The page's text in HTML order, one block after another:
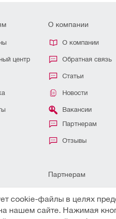
центр
О компании
О компании
Обратная связь
Статьи
Новости
Вакансии
Партнерам
Отзывы
Партнерам
cookie-файлы в целях
нашем сайте. Нажимая